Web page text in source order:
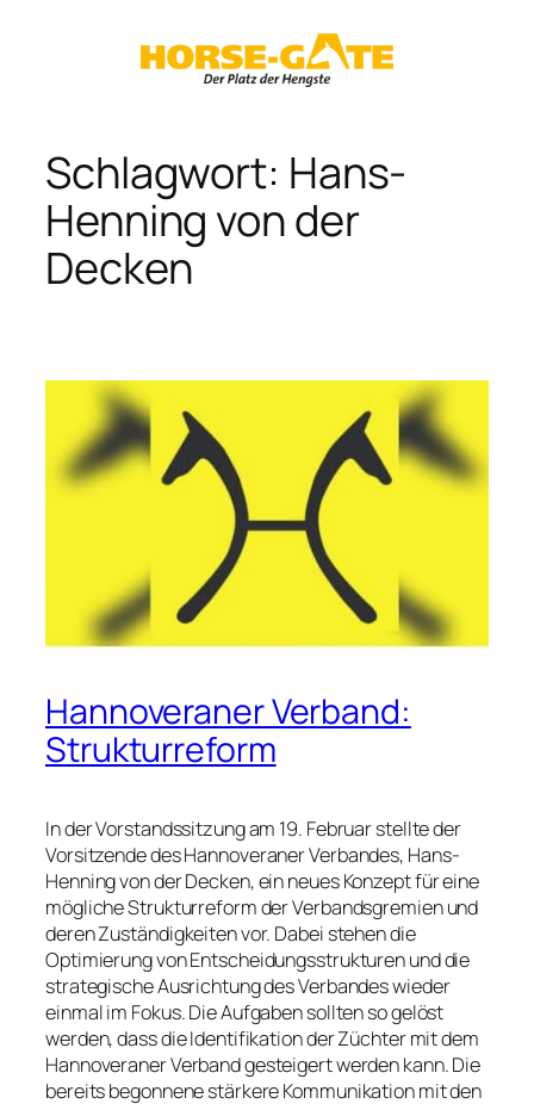
Schlagwort: Hans-
Henning von der
Decken
Hannoveraner Verband:
Strukturreform
In der Vorstandssitzung am 19. Februar stellte der
Vorsitzende des Hannoveraner Verbandes, Hans-
Henning von der Decken, ein neues Konzept für eine
mögliche Strukturreform der Verbandsgremien und
deren Zuständigkeiten vor. Dabei stehen die
Optimierung von Entscheidungsstrukturen und die
strategische Ausrichtung des Verbandes wieder
einmal im Fokus. Die Aufgaben sollten so gelöst
werden, dass die Identifikation der Züchter mit dem
Hannoveraner Verband gesteigert werden kann. Die
bereits begonnene stärkere Kommunikation mit den